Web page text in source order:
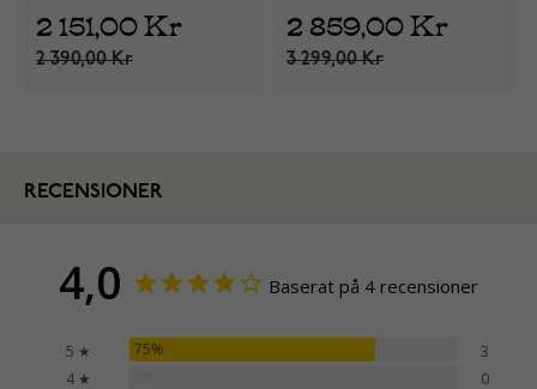
2 151,00 Kr
2 390,00 Kr
2 859,00 Kr
3 299,00 Kr
RECENSIONER
4,0 Baserat på 4 recensioner
5 ★ 75%
3
4 ★
0